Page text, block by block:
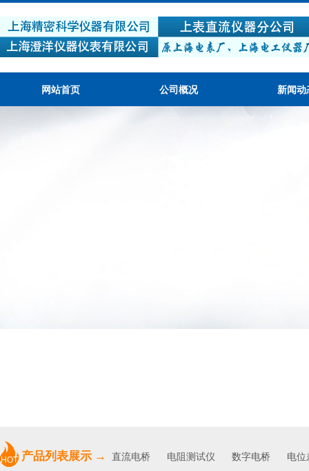
网站首页 公司概况 新闻动
HOT 产品列表展示 → 直流电桥 电阻测试仪 数字电桥 电位